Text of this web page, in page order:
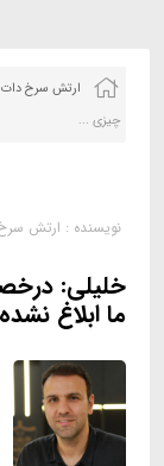
ارتش سرخ دات
چیزی ...
نویسنده : ارتش
خلیلی:
ما ابلاغ نشده